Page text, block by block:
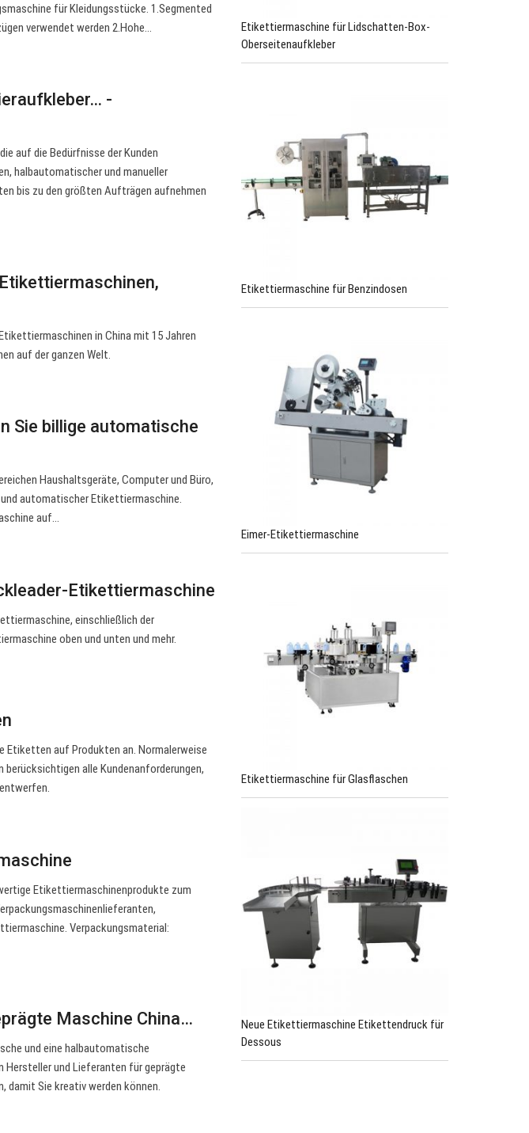
für Kleidungsstücke. 1.Segmented
verwendet werden 2.Hohe…
-
auf die Bedürfnisse der Kunden
halbautomatischer und manueller
bis zu den größten Aufträgen aufnehmen
in China mit 15 Jahren
auf der ganzen Welt.
Sie billige automatische
Haushaltsgeräte, Computer und Büro,
automatischer Etikettiermaschine.
auf…
Etikettiermaschine
einschließlich der
oben und unten und mehr.
auf Produkten an. Normalerweise
alle Kundenanforderungen,
Etikettiermaschinenprodukte zum
Verpackungsmaterial:
Maschine China…
und eine halbautomatische
Hersteller und Lieferanten für geprägte
damit Sie kreativ werden können.
Etikettiermaschine für Lidschatten-Box-
Oberseitenaufkleber
Etikettiermaschine für Benzindosen
Eimer-Etikettiermaschine
Etikettiermaschine für Glasflaschen
Neue Etikettiermaschine Etikettendruck für
Dessous